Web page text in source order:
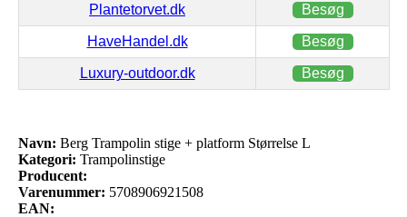
Plantetorvet.dk Besøg
HaveHandel.dk Besøg
Luxury-outdoor.dk Besøg
Navn: Berg Trampolin stige + platform Størrelse L
Kategori: Trampolinstige
Producent:
Varenummer: 5708906921508
EAN: